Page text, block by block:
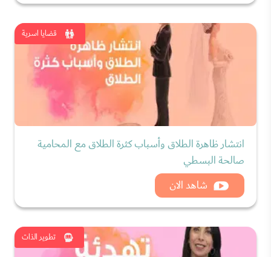
قضايا اسرية
انتشار ظاهرة الطلاق وأسباب كثرة الطلاق مع المحامية
صالحة البسطي
شاهد الان
تطوير الذات